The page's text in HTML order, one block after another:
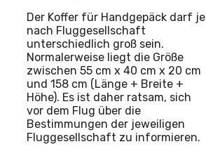
Der Koffer für Handgepäck darf je
nach Fluggesellschaft
unterschiedlich groß sein.
Normalerweise liegt die Größe
zwischen 55 cm x 40 cm x 20 cm
und 158 cm (Länge + Breite +
Höhe). Es ist daher ratsam, sich
vor dem Flug über die
Bestimmungen der jeweiligen
Fluggesellschaft zu informieren.